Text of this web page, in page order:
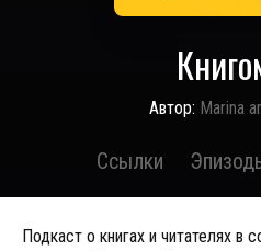
Автор: Marina
Ссылки
Подкаст о книгах и читателях